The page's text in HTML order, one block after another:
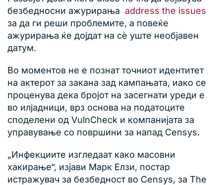
безбедносни ажурирања address the issues
за да ги реши проблемите, а повеќе
ажурирања ќе дојдат на сè уште необјавен
датум.
Во моментов не е познат точниот идентитет
на актерот за закана зад кампањата, иако се
проценува дека бројот на засегнати уреди е
во илјадници, врз основа на податоците
споделени од VulnCheck и компанијата за
управување со површини за напад Censys.
„Инфекциите изгледаат како масовни
хакирање“, изјави Марк Елзи, постар
истражувач за безбедност во Censys, за The